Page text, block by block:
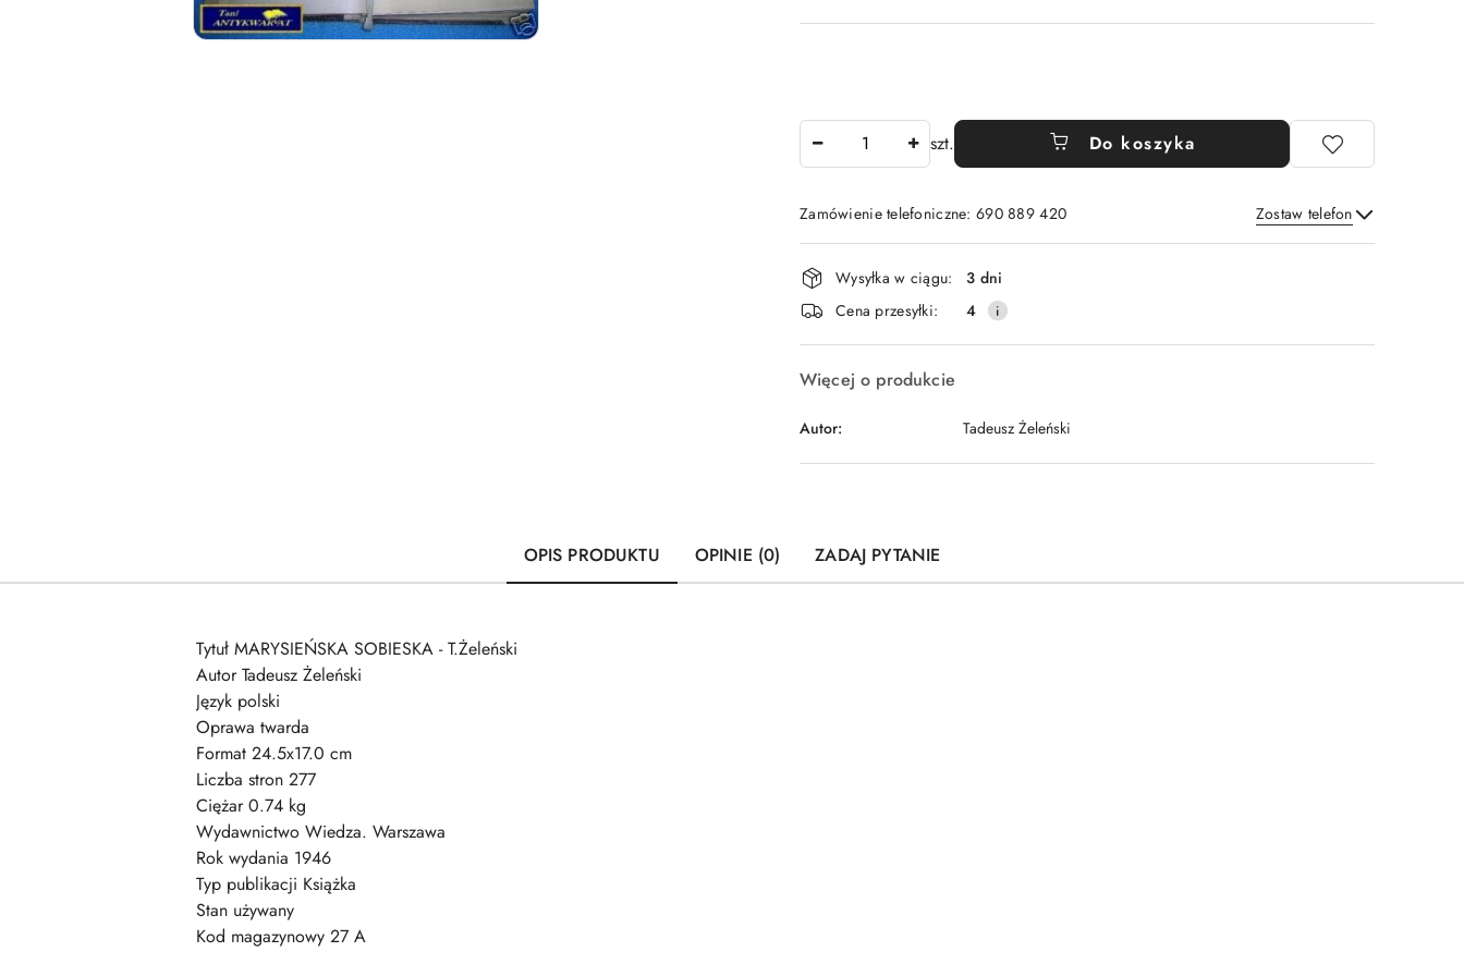
szt. Do koszyka
Zamówienie telefoniczne: 690 889 420 Zostaw telefon
Wyślij
Dostępność
i
dostawa
Wysyłka w ciągu:
3 dni
Cena przesyłki:
4
Więcej o produkcie
Autor: Tadeusz Żeleński
OPIS PRODUKTU OPINIE (0) ZADAJ PYTANIE
Tytuł MARYSIEŃSKA SOBIESKA - T.Żeleński
Autor Tadeusz Żeleński
Język polski
Oprawa twarda
Format 24.5x17.0 cm
Liczba stron 277
Ciężar 0.74 kg
Wydawnictwo Wiedza. Warszawa
Rok wydania 1946
Typ publikacji Książka
Stan używany
Kod magazynowy 27 A